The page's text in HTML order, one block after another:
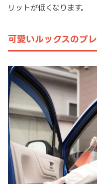
リットが低くなります。
可愛いルックスのプ